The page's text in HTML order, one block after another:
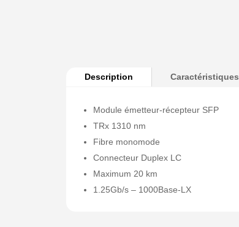
Description Caractéristiques
Module émetteur-récepteur SFP
TRx 1310 nm
Fibre monomode
Connecteur Duplex LC
Maximum 20 km
1.25Gb/s – 1000Base-LX